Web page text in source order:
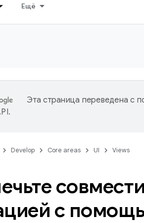
Ещё
Эта страница переведена с
.
Develop Core areas UI Views
с